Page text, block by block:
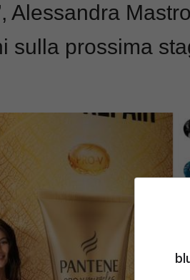
Alessandra
sulla prossima